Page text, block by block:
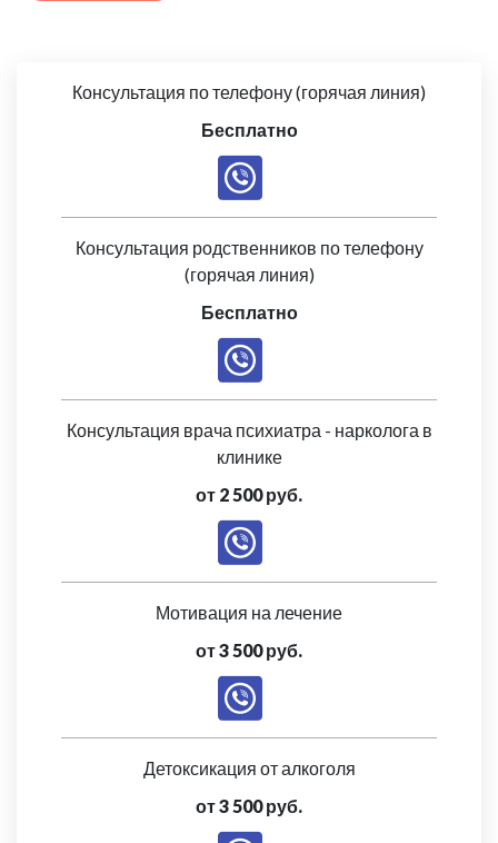
Консультация по телефону (горячая линия)
Бесплатно
Консультация родственников по телефону
(горячая линия)
Бесплатно
Консультация врача психиатра - нарколога в
клинике
от 2 500 руб.
Мотивация на лечение
от 3 500 руб.
Детоксикация от алкоголя
от 3 500 руб.